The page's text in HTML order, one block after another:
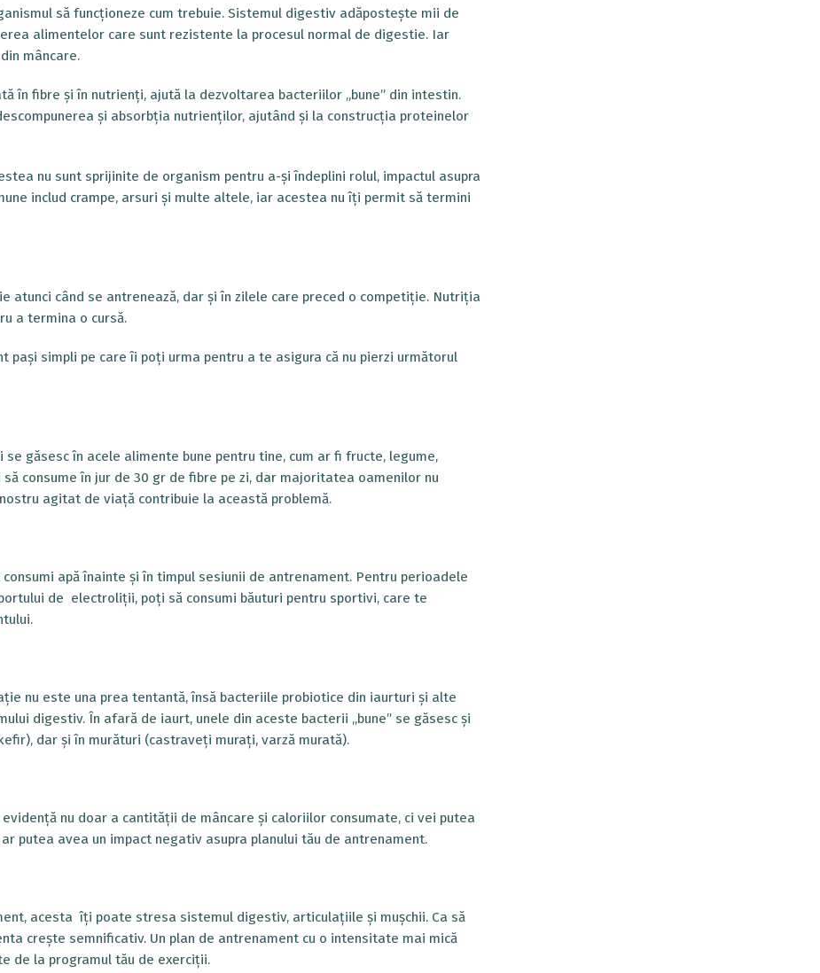
să funcționeze cum trebuie. Sistemul digestiv adăpostește mii de
alimentelor care sunt rezistente la procesul normal de digestie. Iar
mâncare.
în fibre și în nutrienți, ajută la dezvoltarea bacteriilor „bune” din intestin.
și absorbția nutrienților, ajutând și la construcția proteinelor
nu sunt sprijinite de organism pentru a-și îndeplini rolul, impactul asupra
includ crampe, arsuri și multe altele, iar acestea nu îți permit să termini
când se antrenează, dar și în zilele care preced o competiție. Nutriția
a termina o cursă.
simpli pe care îi poți urma pentru a te asigura că nu pierzi următorul
găsesc în acele alimente bune pentru tine, cum ar fi fructe, legume,
consume în jur de 30 gr de fibre pe zi, dar majoritatea oamenilor nu
agitat de viață contribuie la această problemă.
apă înainte și în timpul sesiunii de antrenament. Pentru perioadele
de electroliții, poți să consumi băuturi pentru sportivi, care te
nu este una prea tentantă, însă bacteriile probiotice din iaurturi și alte
digestiv. În afară de iaurt, unele din aceste bacterii „bune” se găsesc și
dar și în murături (castraveți murați, varză murată).
nu doar a cantității de mâncare și caloriilor consumate, ci vei putea
putea avea un impact negativ asupra planului tău de antrenament.
acesta îți poate stresa sistemul digestiv, articulațiile și mușchii. Ca să
crește semnificativ. Un plan de antrenament cu o intensitate mai mică
de la programul tău de exerciții.